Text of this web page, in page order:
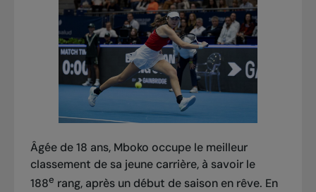
Âgée de 18 ans, Mboko occupe le meilleur
classement de sa jeune carrière, à savoir le
188e rang, après un début de saison en rêve. En